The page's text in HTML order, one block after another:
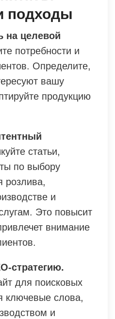
подходы
на целевой
потребности и
Определите,
вашу
продукцию
статьи,
по выбору
розлива,
и
Это повысит
внимание
стратегию.
для поисковых
ключевые слова,
и